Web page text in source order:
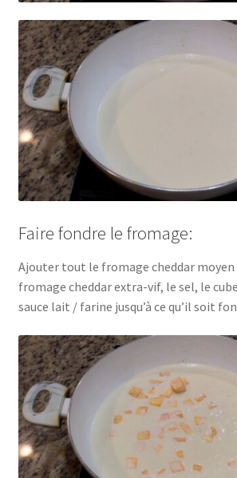
Faire fondre le fromage:
Ajouter tout le fromage cheddar
fromage cheddar extra-vif, le sel, le
sauce lait / farine jusqu’à ce qu’il soit